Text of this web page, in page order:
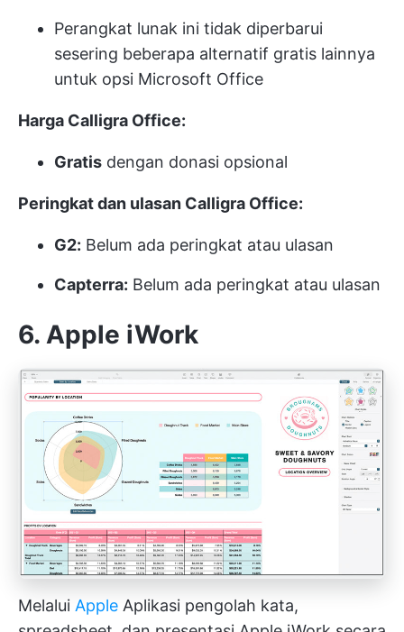
Perangkat lunak ini tidak diperbarui
sesering beberapa alternatif gratis lainnya
untuk opsi Microsoft Office
Harga Calligra Office:
Gratis dengan donasi opsional
Peringkat dan ulasan Calligra Office:
G2: Belum ada peringkat atau ulasan
Capterra: Belum ada peringkat atau ulasan
6. Apple iWork
Melalui Apple Aplikasi pengolah kata,